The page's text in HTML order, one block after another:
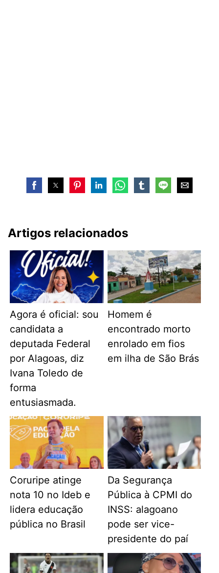
Artigos relacionados
Agora é oficial: sou
candidata a
deputada Federal
por Alagoas, diz
Ivana Toledo de
forma
entusiasmada.
Homem é
encontrado morto
enrolado em fios
em ilha de São Brás
Coruripe atinge
nota 10 no Ideb e
lidera educação
pública no Brasil
Da Segurança
Pública à CPMI do
INSS: alagoano
pode ser vice-
presidente do paí